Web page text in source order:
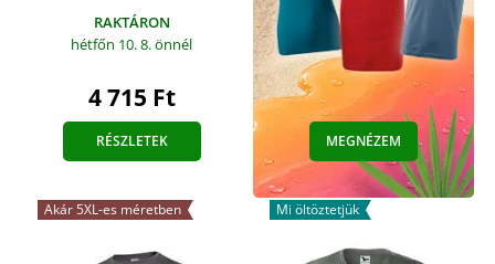
RAKTÁRON
hétfőn 10. 8.önnél
4 715 Ft
RÉSZLETEK MEGNÉZEM
Akár 5XL-es méretben Mi öltöztetjük